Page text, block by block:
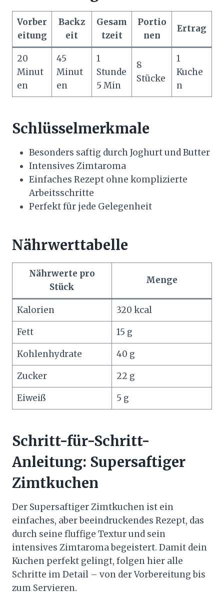
Vorber
eitung
Backz
eit
Gesam
tzeit
Portio
nen
Ertrag
20
Minut
en
45
Minut
en
1
Stunde
5 Min
8
Stücke
1
Kuche
n
Schlüsselmerkmale
Besonders saftig durch Joghurt und Butter
Intensives Zimtaroma
Einfaches Rezept ohne komplizierte
Arbeitsschritte
Perfekt für jede Gelegenheit
Nährwerttabelle
Nährwerte pro
Stück
Menge
Kalorien
320 kcal
Fett
15 g
Kohlenhydrate
40 g
Zucker
22 g
Eiweiß
5 g
Schritt-für-Schritt-
Anleitung: Supersaftiger
Zimtkuchen
Der Supersaftiger Zimtkuchen ist ein
einfaches, aber beeindruckendes Rezept, das
durch seine fluffige Textur und sein
intensives Zimtaroma begeistert. Damit dein
Kuchen perfekt gelingt, folgen hier alle
Schritte im Detail – von der Vorbereitung bis
zum Servieren.